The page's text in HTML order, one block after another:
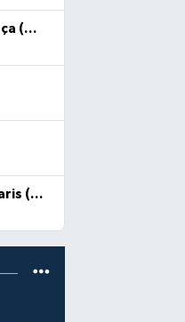
Ege Denizi - [91.30 km] Datça (Muğla)
Akdeniz - [73.07 km] Marmaris (Muğla)